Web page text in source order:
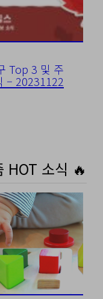
Top 3 및 주
– 20231122
HOT 소식 🔥